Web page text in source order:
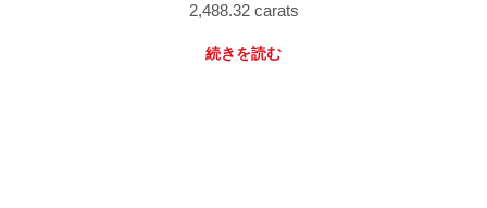
2,488.32 carats
続きを読む